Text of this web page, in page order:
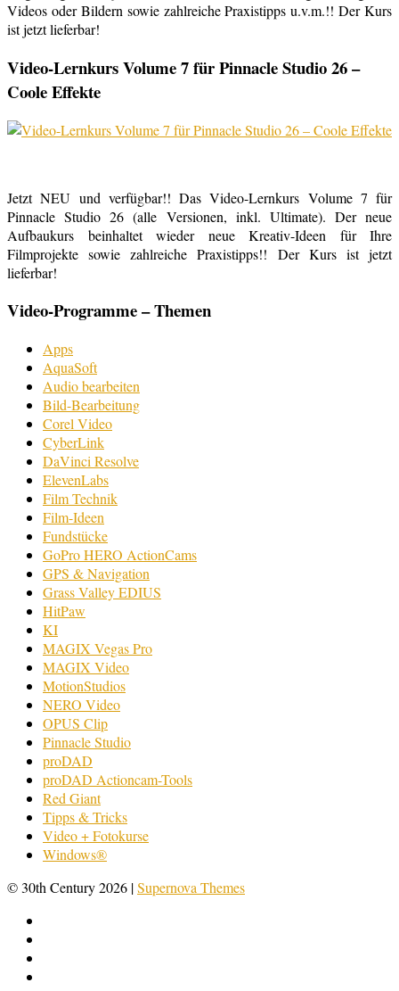
Videos oder Bildern sowie zahlreiche Praxistipps u.v.m.!! Der Kurs
ist jetzt lieferbar!
Video-Lernkurs Volume 7 für Pinnacle Studio 26 –
Coole Effekte
Jetzt NEU und verfügbar!! Das Video-Lernkurs Volume 7 für
Pinnacle Studio 26 (alle Versionen, inkl. Ultimate). Der neue
Aufbaukurs beinhaltet wieder neue Kreativ-Ideen für Ihre
Filmprojekte sowie zahlreiche Praxistipps!! Der Kurs ist jetzt
lieferbar!
Video-Programme – Themen
Apps
AquaSoft
Audio bearbeiten
Bild-Bearbeitung
Corel Video
CyberLink
DaVinci Resolve
ElevenLabs
Film Technik
Film-Ideen
Fundstücke
GoPro HERO ActionCams
GPS & Navigation
Grass Valley EDIUS
HitPaw
KI
MAGIX Vegas Pro
MAGIX Video
MotionStudios
NERO Video
OPUS Clip
Pinnacle Studio
proDAD
proDAD Actioncam-Tools
Red Giant
Tipps & Tricks
Video + Fotokurse
Windows®
© 30th Century 2026 |Supernova Themes